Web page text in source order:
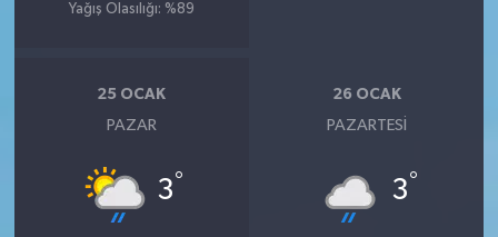
Yağış Olasılığı: %89
25 OCAK
PAZAR
3°
26 OCAK
PAZARTESI
3°